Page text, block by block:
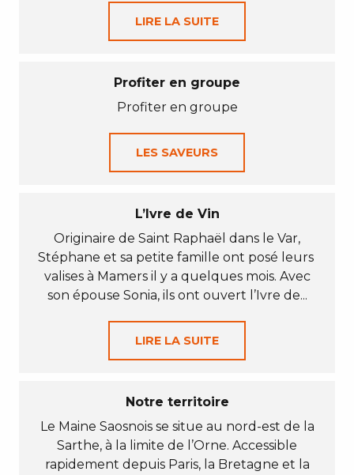
LIRE LA SUITE
Profiter en groupe
Profiter en groupe
LES SAVEURS
L’Ivre de Vin
Originaire de Saint Raphaël dans le Var,
Stéphane et sa petite famille ont posé leurs
valises à Mamers il y a quelques mois. Avec
son épouse Sonia, ils ont ouvert l’Ivre de...
LIRE LA SUITE
Notre territoire
Le Maine Saosnois se situe au nord-est de la
Sarthe, à la limite de l’Orne. Accessible
rapidement depuis Paris, la Bretagne et la